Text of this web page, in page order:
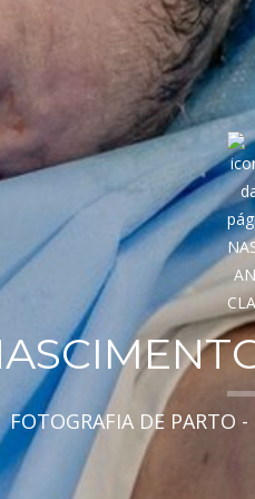
FOTOGRAFIA DE PARTO